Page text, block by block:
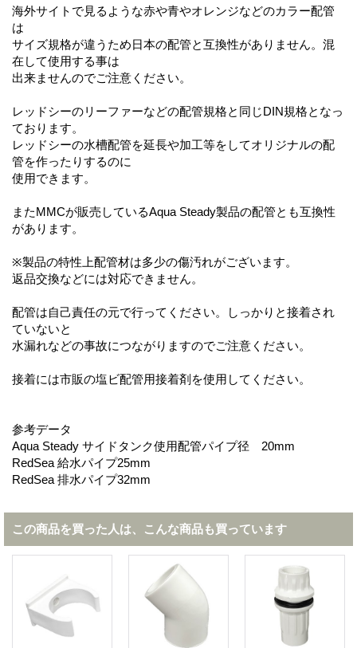
海外サイトで見るような赤や青やオレンジなどのカラー配管
は
サイズ規格が違うため日本の配管と互換性がありません。混
在して使用する事は
出来ませんのでご注意ください。
レッドシーのリーファーなどの配管規格と同じDIN規格となっ
ております。
レッドシーの水槽配管を延長や加工等をしてオリジナルの配
管を作ったりするのに
使用できます。
またMMCが販売しているAqua Steady製品の配管とも互換性
があります。
※製品の特性上配管材は多少の傷汚れがございます。
返品交換などには対応できません。
配管は自己責任の元で行ってください。しっかりと接着され
ていないと
水漏れなどの事故につながりますのでご注意ください。
接着には市販の塩ビ配管用接着剤を使用してください。
参考データ
Aqua Steady サイドタンク使用配管パイプ径 20mm
RedSea 給水パイプ25mm
RedSea 排水パイプ32mm
この商品を買った人は、こんな商品も買っています